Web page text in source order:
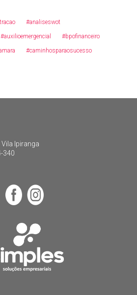
#analiseswot
#auxilioemergencial #bpofinanceiro
#caminhosparaosucesso
Menu
Vila Ipiranga
340